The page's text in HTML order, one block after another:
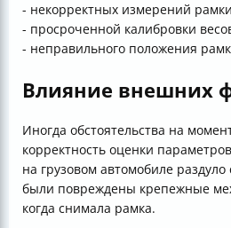
- некорректных измерений
- просроченной калибровки
- неправильного положения
Влияние внешних
Иногда обстоятельства на
корректность оценки
на грузовом автомобиле
были повреждены крепежные
когда снимала рамка.